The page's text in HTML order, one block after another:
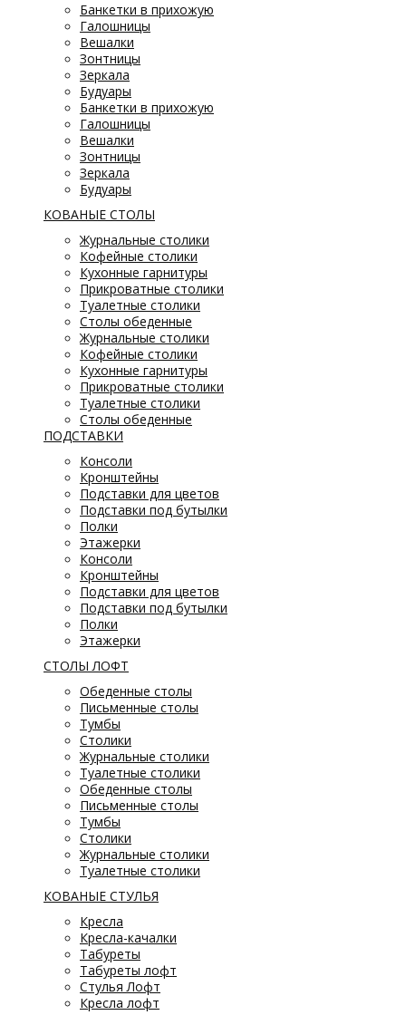
Банкетки в прихожую
Галошницы
Вешалки
Зонтницы
Зеркала
Будуары
Банкетки в прихожую
Галошницы
Вешалки
Зонтницы
Зеркала
Будуары
КОВАНЫЕ СТОЛЫ
Журнальные столики
Кофейные столики
Кухонные гарнитуры
Прикроватные столики
Туалетные столики
Столы обеденные
Журнальные столики
Кофейные столики
Кухонные гарнитуры
Прикроватные столики
Туалетные столики
Столы обеденные
ПОДСТАВКИ
Консоли
Кронштейны
Подставки для цветов
Подставки под бутылки
Полки
Этажерки
Консоли
Кронштейны
Подставки для цветов
Подставки под бутылки
Полки
Этажерки
СТОЛЫ ЛОФТ
Обеденные столы
Письменные столы
Тумбы
Столики
Журнальные столики
Туалетные столики
Обеденные столы
Письменные столы
Тумбы
Столики
Журнальные столики
Туалетные столики
КОВАНЫЕ СТУЛЬЯ
Кресла
Кресла-качалки
Табуреты
Табуреты лофт
Стулья Лофт
Кресла лофт